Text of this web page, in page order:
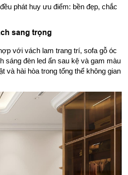
phát huy ưu điểm: bền đẹp, chắc
sang trọng
với vách lam trang trí, sofa gỗ óc
sáng đèn led ẩn sau kệ và gam màu
và hài hòa trong tổng thể không gian